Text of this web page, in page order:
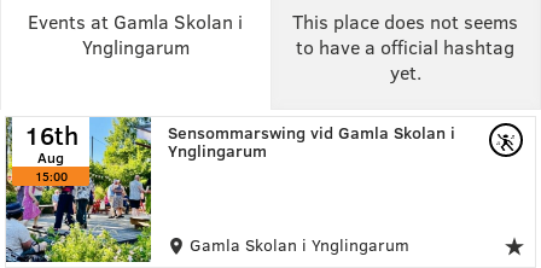
Events at Gamla Skolan i
Ynglingarum
This place does not seems
to have a official hashtag
yet.
Sensommarswing vid Gamla Skolan i
Ynglingarum
16th
Aug
15:00
Gamla Skolan i Ynglingarum